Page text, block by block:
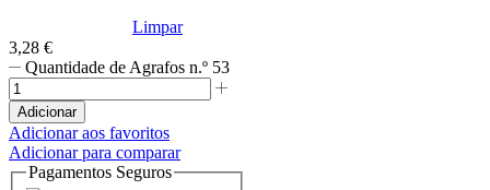
Limpar
3,28 €
Quantidade de Agrafos n.º 53
Adicionar
Adicionar aos favoritos
Adicionar para comparar
Pagamentos Seguros